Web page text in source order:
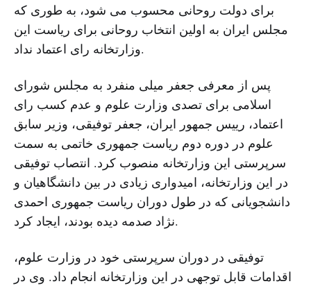
برای دولت روحانی محسوب می شود، به طوری که
مجلس ایران به اولین انتخاب روحانی برای ریاست این
وزارتخانه رای اعتماد نداد.
پس از معرفی جعفر میلی منفرد به مجلس شورای
اسلامی برای تصدی وزارت علوم و عدم کسب رای
اعتماد، رییس جمهور ایران، جعفر توفیقی، وزیر سابق
علوم در دوره دوم ریاست جمهوری خاتمی به سمت
سرپرستی این وزارتخانه منصوب کرد. انتصاب توفیقی
در این وزارتخانه، امیدواری زیادی در بین دانشگاهیان و
دانشجویانی که در طول دوران ریاست جمهوری احمدی
نژاد صدمه دیده بودند، ایجاد کرد.
توفیقی در دوران سرپرستی خود در وزارت علوم،
اقدامات قابل توجهی در این وزارتخانه انجام داد. وی در